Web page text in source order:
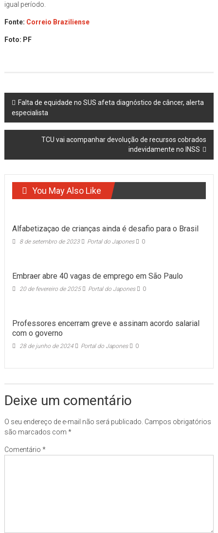
igual período.
Fonte: Correio Braziliense
Foto: PF
Post
navigation
Falta de equidade no SUS afeta diagnóstico de câncer, alerta
especialista
TCU vai acompanhar devolução de recursos cobrados
indevidamente no INSS
You May Also Like
Alfabetizaçao de crianças ainda é desafio para o Brasil
8 de setembro de 2023 Portal do Japones 0
Embraer abre 40 vagas de emprego em São Paulo
20 de fevereiro de 2025 Portal do Japones 0
Professores encerram greve e assinam acordo salarial
com o governo
28 de junho de 2024 Portal do Japones 0
Deixe um comentário
O seu endereço de e-mail não será publicado. Campos obrigatórios
são marcados com *
Comentário *